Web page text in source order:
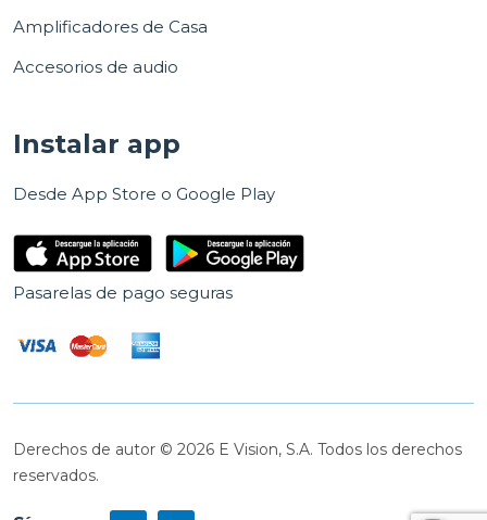
Amplificadores de Casa
Accesorios de audio
Instalar app
Desde App Store o Google Play
Pasarelas de pago seguras
Derechos de autor © 2026 E Vision, S.A. Todos los derechos
reservados.